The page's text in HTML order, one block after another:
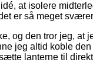
at isolere
er så meget
og den tror jeg,
jeg altid koble
lanterne til